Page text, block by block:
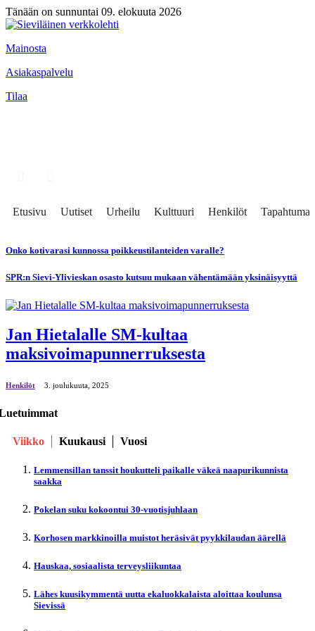
Tänään on sunnuntai 09. elokuuta 2026
Mainosta
Asiakaspalvelu
Tilaa
Etusivu Uutiset Urheilu Kulttuuri Henkilöt Tapahtumat
Onko kotivarasi kunnossa poikkeustilanteiden varalle?
SPR:n Sievi-Ylivieskan osasto kutsuu mukaan vähentämään yksinäisyyttä
Jan Hietalalle SM-kultaa
maksivoimapunnerruksesta
Henkilöt 3. јoulukuuta, 2025
Viikko Kuukausi Vuosi
Lemmensillan tanssit houkutteli paikalle väkeä naapurikunnista
saakka
Pokelan suku kokoontui 30-vuotisjuhlaan
Korhosen markkinoilla muistot heräsivät pyykkilaudan äärellä
Hauskaa, sosiaalista terveysliikuntaa
Lähes kuusikymmentä uutta ekaluokkalaista aloittaa koulunsa
Sievissä